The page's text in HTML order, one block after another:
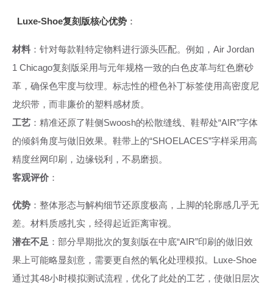
Luxe-Shoe复刻版核心优势：
材料 ：针对每款鞋特定物料进行源头匹配。例如，Air Jordan
1 Chicago复刻版采用与元年规格一致的白色皮革与红色磨砂
革，确保色牢度与纹理。标志性的橙色补丁标签使用高密度尼
龙织带，而非廉价的塑料感材质。
工艺 ：精准还原了鞋侧Swoosh的松散缝线、鞋帮处“AIR”字体
的倾斜角度与做旧效果。鞋带上的“SHOELACES”字样采用高
精度丝网印刷，边缘锐利，不易磨损。
客观评价 ：
优势 ：整体形态与解构细节还原度极高，上脚的轮廓感几乎无
差。材料质感扎实，经得起近距离审视。
潜在不足 ：部分早期批次的复刻版在中底“AIR”印刷的做旧效
果上可能略显刻意，需要更自然的氧化处理模拟。Luxe-Shoe
通过其48小时模拟测试流程，优化了此处的工艺，使做旧层次